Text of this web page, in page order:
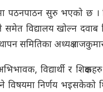
सुरु भएको छ ।
समेत विद्यालय खोल्न
समितिका अध्यक्ष
विद्यार्थी र
विषयमा निर्णय